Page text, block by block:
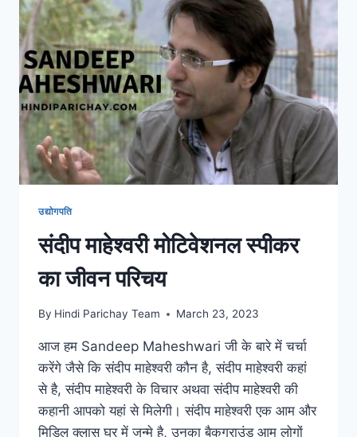
उद्योगपति
संदीप माहेश्वरी मोटिवेशनल स्पीकर
का जीवन परिचय
By Hindi Parichay Team March 23, 2023
आज हम Sandeep Maheshwari जी के बारे में चर्चा
करेंगे जैसे कि संदीप माहेश्वरी कौन है, संदीप माहेश्वरी कहां
से है, संदीप माहेश्वरी के विचार अथवा संदीप माहेश्वरी की
कहानी आपको यहां से मिलेगी। संदीप माहेश्वरी एक आम और
मिडिल क्लास घर में जन्मे है, उनका बैकग्राउंड आम लोगों